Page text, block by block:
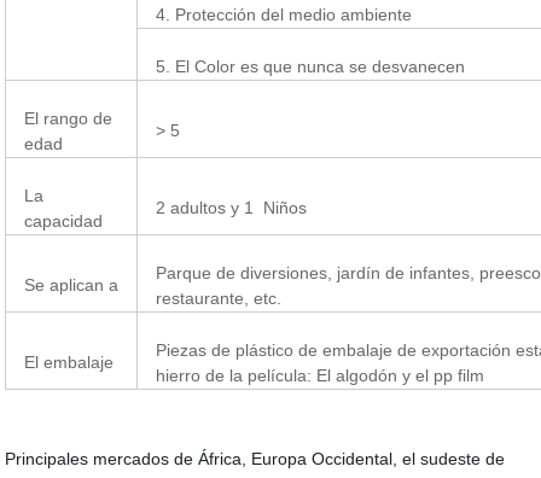
4. Protección del medio ambiente
5. El Color es que nunca se desvanecen
El rango de
edad
> 5
La
capacidad
2 adultos y 1 Niños
Se aplican a
Parque de diversiones, jardín de infantes,
restaurante, etc.
El embalaje
Piezas de plástico de embalaje de exportación
hierro de la película: El algodón y el pp film
Principales mercados de África, Europa Occidental, el sudeste de